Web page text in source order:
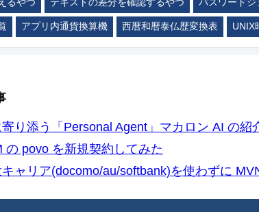
るやつ テキストの差分を確認するやつ パスワードジ
アプリ内通貨換算機 西暦和暦泰仏歴変換表 UNIX
り添う「Personal Agent」マカロン AI の紹
の povo を新規契約してみた
ャリア(docomo/au/softbank)を使わずに